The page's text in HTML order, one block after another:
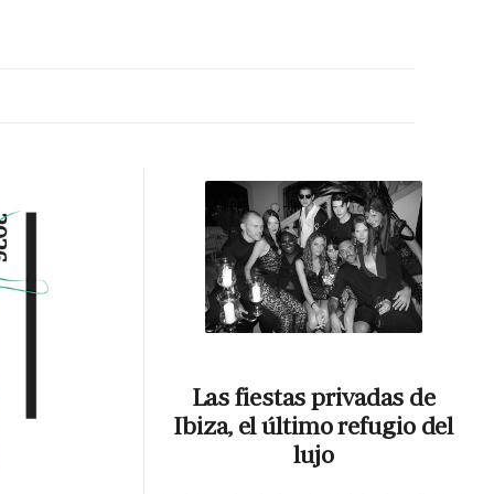
Las fiestas privadas de
Ibiza, el último refugio del
lujo